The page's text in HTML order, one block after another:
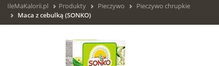
IleMaKalorii.pl Produkty Pieczywo
Pieczywo chrupkie
Maca z cebulką (SONKO)